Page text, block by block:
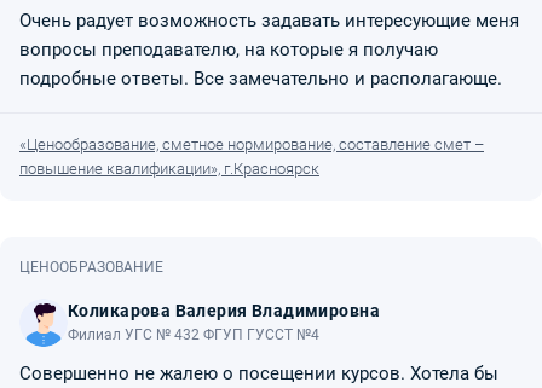
Очень радует возможность задавать интересующие меня
вопросы преподавателю, на которые я получаю
подробные ответы. Все замечательно и располагающе.
«Ценообразование, сметное нормирование, составление смет –
повышение квалификации», г.Красноярск
ЦЕНООБРАЗОВАНИЕ
Коликарова Валерия Владимировна
Филиал УГС № 432 ФГУП ГУССТ №4
Совершенно не жалею о посещении курсов. Хотела бы